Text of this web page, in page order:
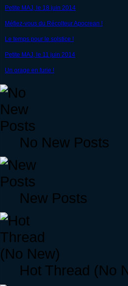
Petite MAJ, le 18 juin 2014
Méfiez-vous du Récolteur Apocrean !
Le temps pour le solstice !
Petite MAJ, le 11 juin 2014
Un orage en furie !
No New Posts
New Posts
Hot Thread (No